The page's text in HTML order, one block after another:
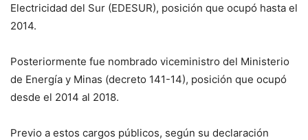
Electricidad del Sur (EDESUR), posición que ocupó hasta el
2014.
Posteriormente fue nombrado viceministro del Ministerio
de Energía y Minas (decreto 141-14), posición que ocupó
desde el 2014 al 2018.
Previo a estos cargos públicos, según su declaración